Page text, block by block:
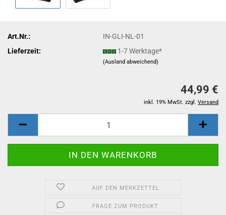
Art.Nr.:
IN-GLI-NL-01
Lieferzeit:
1-7 Werktage*
(Ausland abweichend)
44,99 €
inkl. 19% MwSt. zzgl. Versand
AUF DEN MERKZETTEL
FRAGE ZUM PRODUKT